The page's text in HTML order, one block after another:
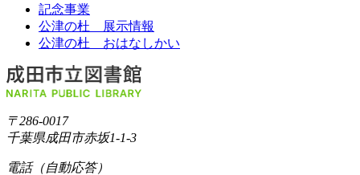
記念事業
公津の杜 展示情報
公津の杜 おはなしかい
〒286-0017
千葉県成田市赤坂1-1-3
電話（自動応答）